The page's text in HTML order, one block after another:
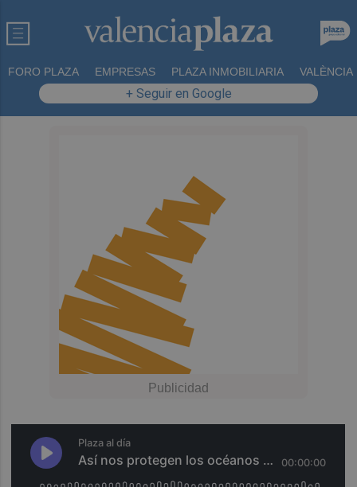
FORO PLAZA EMPRESAS PLAZA INMOBILIARIA VALÈNCIA
+ Seguir en Google